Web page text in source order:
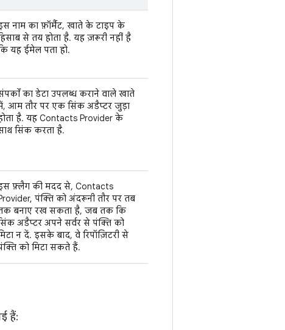
नाम का फ़ॉर्मैट, खाते के टाइप के
से तय होता है. यह ज़रूरी नहीं है
यह ईमेल पता हो.
का डेटा उपलब्ध कराने वाले खाते
आम तौर पर एक सिंक अडैप्टर जुड़ा
है. यह Contacts Provider के
सिंक करता है.
फ़्लैग की मदद से, Contacts
पंक्ति को अंदरूनी तौर पर तब
बनाए रख सकता है, जब तक कि
अडैप्टर अपने सर्वर से पंक्ति को
न दें. इसके बाद, वे रिपॉज़िटरी से
को मिटा सकते हैं.
हैं: